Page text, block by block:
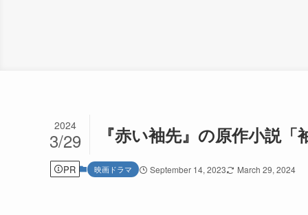
『赤い袖先』の原作小説
2024
3/29
PR 映画ドラマ September 14, 2023 March 29, 2024